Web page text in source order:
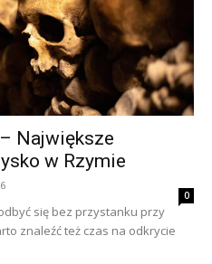
Największe
w Rzymie
0
się bez przystanku przy
znaleźć też czas na odkrycie